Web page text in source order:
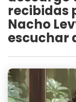
recibidas
Nacho
escuchar